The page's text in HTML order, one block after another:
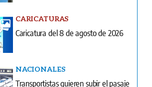
CARICATURAS
Caricatura del 8 de agosto de 2026
NACIONALES
Transportistas quieren subir el pasaje